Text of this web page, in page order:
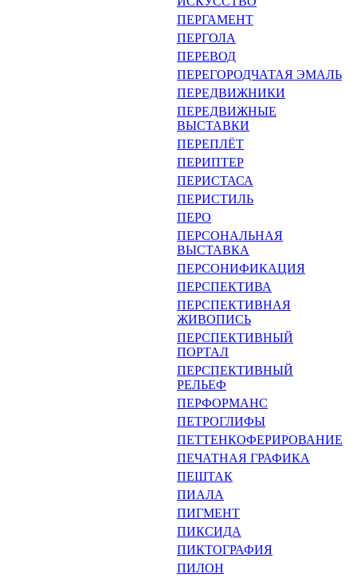
ПЕРГАМЕНТ
ПЕРГОЛА
ПЕРЕВОД
ПЕРЕГОРОДЧАТАЯ ЭМАЛЬ
ПЕРЕДВИЖНИКИ
ПЕРЕДВИЖНЫЕ
ВЫСТАВКИ
ПЕРЕПЛЁТ
ПЕРИПТЕР
ПЕРИСТАСА
ПЕРИСТИЛЬ
ПЕРО
ПЕРСОНАЛЬНАЯ
ВЫСТАВКА
ПЕРСОНИФИКАЦИЯ
ПЕРСПЕКТИВА
ПЕРСПЕКТИВНАЯ
ЖИВОПИСЬ
ПЕРСПЕКТИВНЫЙ
ПОРТАЛ
ПЕРСПЕКТИВНЫЙ
РЕЛЬЕФ
ПЕРФОРМАНС
ПЕТРОГЛИФЫ
ПЕТТЕНКОФЕРИРОВАНИЕ
ПЕЧАТНАЯ ГРАФИКА
ПЕШТАК
ПИАЛА
ПИГМЕНТ
ПИКСИДА
ПИКТОГРАФИЯ
ПИЛОН